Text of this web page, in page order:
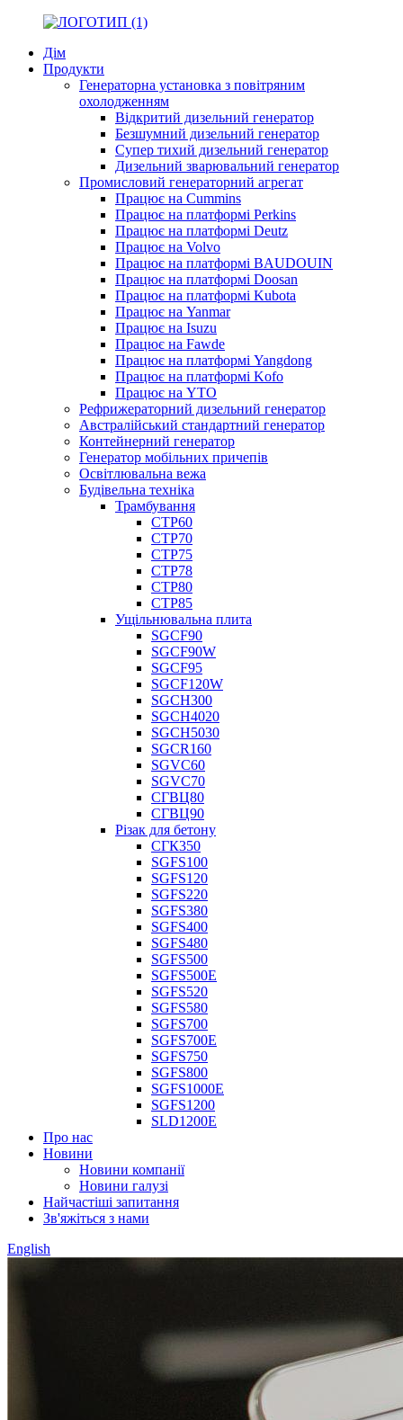
Дім
Продукти
Генераторна установка з повітряним
охолодженням
Відкритий дизельний генератор
Безшумний дизельний генератор
Супер тихий дизельний генератор
Дизельний зварювальний генератор
Промисловий генераторний агрегат
Працює на Cummins
Працює на платформі Perkins
Працює на платформі Deutz
Працює на Volvo
Працює на платформі BAUDOUIN
Працює на платформі Doosan
Працює на платформі Kubota
Працює на Yanmar
Працює на Isuzu
Працює на Fawde
Працює на платформі Yangdong
Працює на платформі Kofo
Працює на YTO
Рефрижераторний дизельний генератор
Австралійський стандартний генератор
Контейнерний генератор
Генератор мобільних причепів
Освітлювальна вежа
Будівельна техніка
Трамбування
СТР60
СТР70
СТР75
СТР78
СТР80
СТР85
Ущільнювальна плита
SGCF90
SGCF90W
SGCF95
SGCF120W
SGCH300
SGCH4020
SGCH5030
SGCR160
SGVC60
SGVC70
СГВЦ80
СГВЦ90
Різак для бетону
СГК350
SGFS100
SGFS120
SGFS220
SGFS380
SGFS400
SGFS480
SGFS500
SGFS500E
SGFS520
SGFS580
SGFS700
SGFS700E
SGFS750
SGFS800
SGFS1000E
SGFS1200
SLD1200E
Про нас
Новини
Новини компанії
Новини галузі
Найчастіші запитання
Зв'яжіться з нами
English